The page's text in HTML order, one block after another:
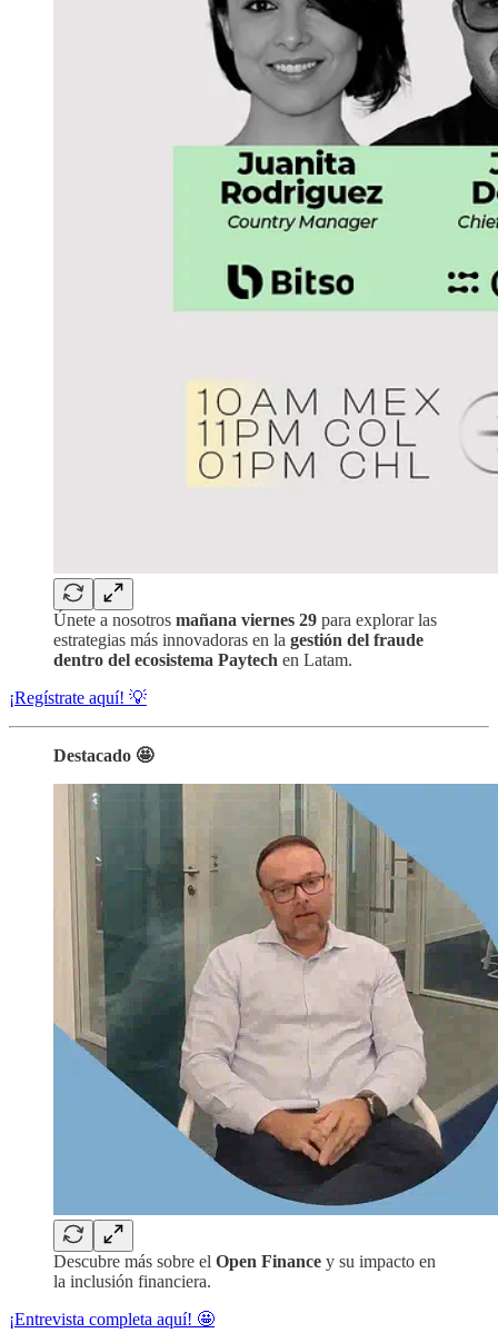
Únete a nosotros mañana viernes 29 para explorar las
estrategias más innovadoras en la gestión del fraude
dentro del ecosistema Paytech en Latam.
¡Regístrate aquí! 💡
Destacado 🤩
Descubre más sobre el Open Finance y su impacto en
la inclusión financiera.
¡Entrevista completa aquí! 🤩